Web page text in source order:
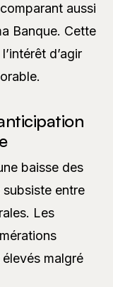
aussi
Banque. Cette
d’agir
baisse des
entre
Les
malgré